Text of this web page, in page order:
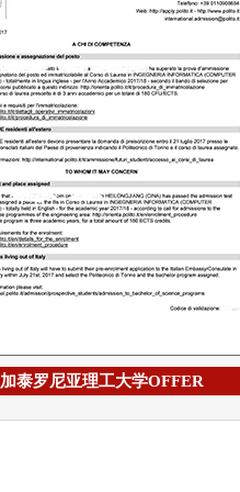
加泰罗尼亚理工大学OFFER